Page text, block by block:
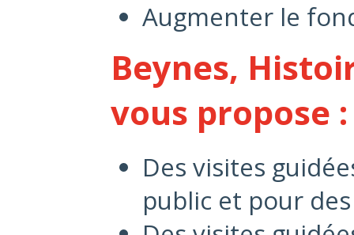
Augmenter le
Beynes,
vous propose :
Des visites
public et pour